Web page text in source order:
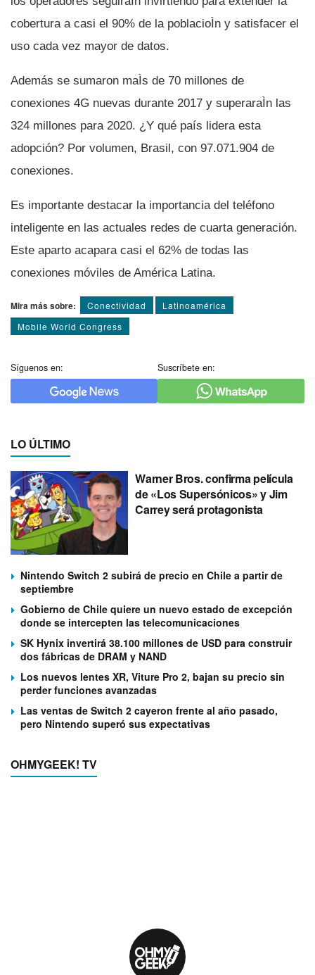
cobertura a casi el 90% de la poblacioÌn y satisfacer el
uso cada vez mayor de datos.
Además se sumaron maÌs de 70 millones de
conexiones 4G nuevas durante 2017 y superaraÌn las
324 millones para 2020. ¿Y qué paí­s lidera esta
adopción? Por volumen, Brasil, con 97.071.904 de
conexiones.
Es importante destacar la importancia del teléfono
inteligente en las actuales redes de cuarta generación.
Este aparto acapara casi el 62% de todas las
conexiones móviles de América Latina.
Mira más sobre: Conectividad
Latinoamérica
Mobile World Congress
Síguenos en: Suscríbete en:
LO ÚLTIMO
Warner Bros. confirma película
de «Los Supersónicos» y Jim
Carrey será protagonista
Nintendo Switch 2 subirá de precio en Chile a partir de
septiembre
Gobierno de Chile quiere un nuevo estado de excepción
donde se intercepten las telecomunicaciones
SK Hynix invertirá 38.100 millones de USD para construir
dos fábricas de DRAM y NAND
Los nuevos lentes XR, Viture Pro 2, bajan su precio sin
perder funciones avanzadas
Las ventas de Switch 2 cayeron frente al año pasado,
pero Nintendo superó sus expectativas
OHMYGEEK! TV